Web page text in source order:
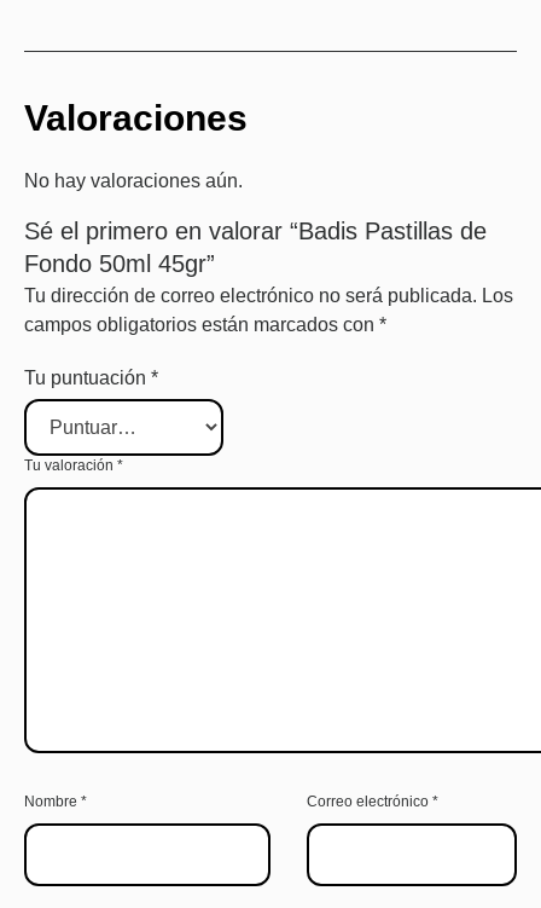
Valoraciones
No hay valoraciones aún.
Sé el primero en valorar “Badis Pastillas de
Fondo 50ml 45gr”
Tu dirección de correo electrónico no será publicada. Los
campos obligatorios están marcados con *
Tu puntuación *
Tu valoración *
Nombre * Correo electrónico *